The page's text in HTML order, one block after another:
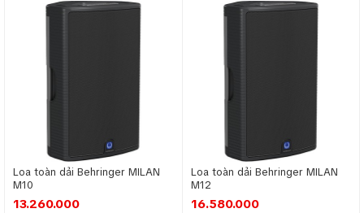
Loa toàn dải Behringer MILAN
M10
13.260.000
Loa toàn dải Behringer MILAN
M12
16.580.000